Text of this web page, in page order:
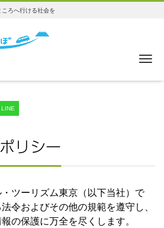
ろへ行ける社会を
LINE
リシー
ツーリズム東京（以下当社）で
令およびその他の規範を遵守し、
の保護に万全を尽くします。